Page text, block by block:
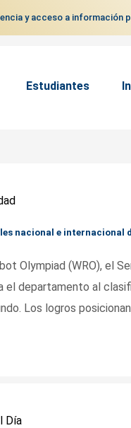
y acceso a información
Estudiantes
nacional e internacional
Olympiad (WRO), el
el departamento al
Los logros
Día